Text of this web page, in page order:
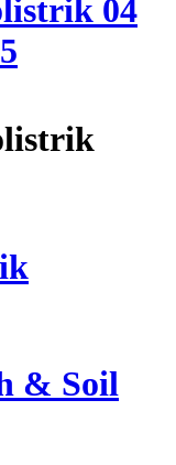
& Soil